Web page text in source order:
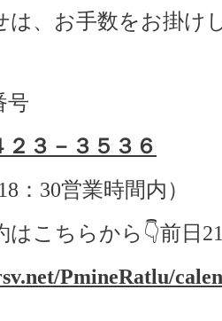
は、お手数をお掛け
号
２３－３５３６
18 ： 30営業時間内）
はこちらから 👇前日 21
PmineRatlu/